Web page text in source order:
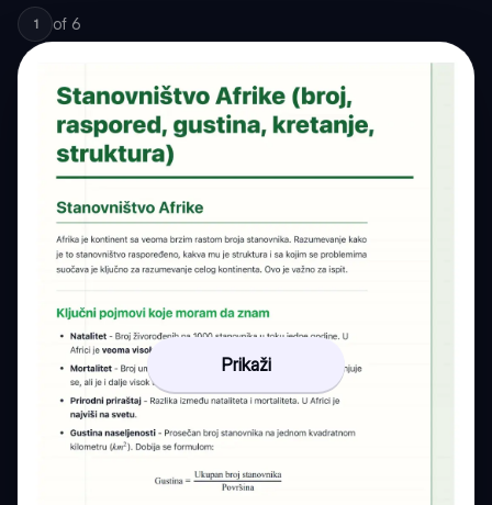
1 of 6
Prikaži